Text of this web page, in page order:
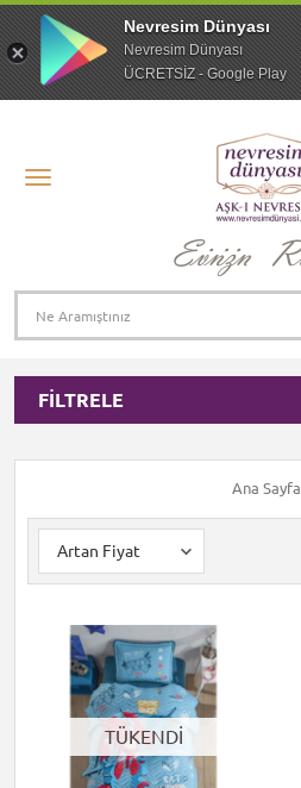
FILTRELE
Ana Sayfa
TÜKENDİ
Nevresim Dünyası
Nevresim Dünyası
ÜCRETSİZ - Google Play